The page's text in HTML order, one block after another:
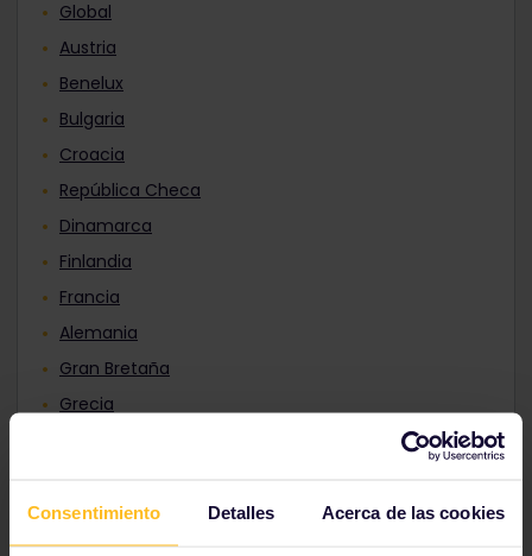
Consentimiento Detalles Acerca de las cookies
Global
Austria
Benelux
Bulgaria
Croacia
República Checa
Dinamarca
Finlandia
Francia
Alemania
Gran Bretaña
Grecia
Hungría